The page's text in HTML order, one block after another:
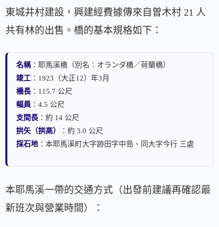
東城井村建設，興建經費據傳來自曽木村 21 人
共有林的出售。橋的基本規格如下：
名稱：耶馬溪橋（別名：オランダ橋／荷蘭橋）
竣工 ：1923（大正12）年3月
橋長 ：115.7 公尺
幅員 ：4.5 公尺
支間長 ：約 14 公尺
拱矢（拱高）
：約 3.0 公尺
採石地 ：本耶馬溪町大字跡田字中島、同大字今行 三處
本耶馬溪一帶的交通方式（出發前建議再確認最
新班次與營業時間）：